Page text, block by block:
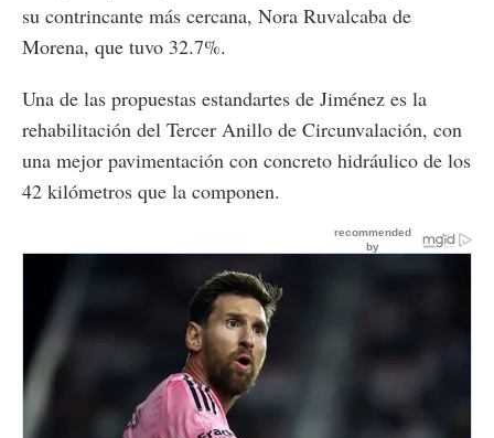
su contrincante más cercana, Nora Ruvalcaba de
Morena, que tuvo 32.7%.
Una de las propuestas estandartes de Jiménez es la
rehabilitación del Tercer Anillo de Circunvalación, con
una mejor pavimentación con concreto hidráulico de los
42 kilómetros que la componen.